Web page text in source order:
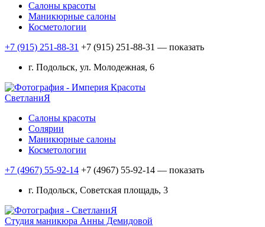
Салоны красоты
Маникюрные салоны
Косметологии
+7 (915) 251-88-31 +7 (915) 251-88-31 — показать
г. Подольск, ул. Молодежная, 6
СветланиЯ
Салоны красоты
Солярии
Маникюрные салоны
Косметологии
+7 (4967) 55-92-14 +7 (4967) 55-92-14 — показать
г. Подольск, Советская площадь, 3
Студия маникюра Анны Демидовой